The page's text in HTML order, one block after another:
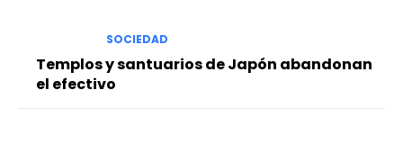
SOCIEDAD
Templos y santuarios de Japón abandonan
el efectivo